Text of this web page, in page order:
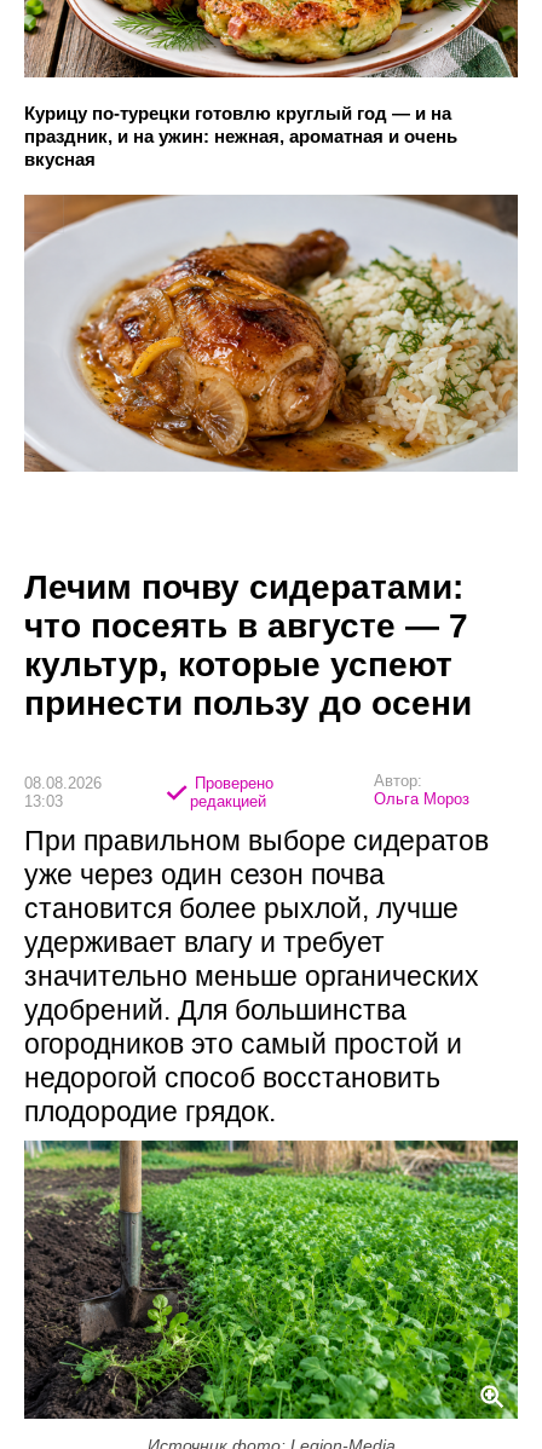
Курицу по-турецки готовлю круглый год — и на
праздник, и на ужин: нежная, ароматная и очень
вкусная
Лечим почву сидератами:
что посеять в августе — 7
культур, которые успеют
принести пользу до осени
08.08.2026
13:03
Проверено
редакцией
Автор:
Ольга Мороз
При правильном выборе сидератов
уже через один сезон почва
становится более рыхлой, лучше
удерживает влагу и требует
значительно меньше органических
удобрений. Для большинства
огородников это самый простой и
недорогой способ восстановить
плодородие грядок.